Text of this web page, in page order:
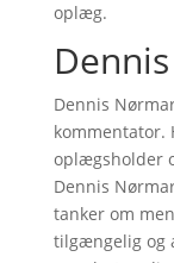
oplæg.
Dennis
kommentator.
oplægsholder
Dennis
tanker om
tilgængelig og